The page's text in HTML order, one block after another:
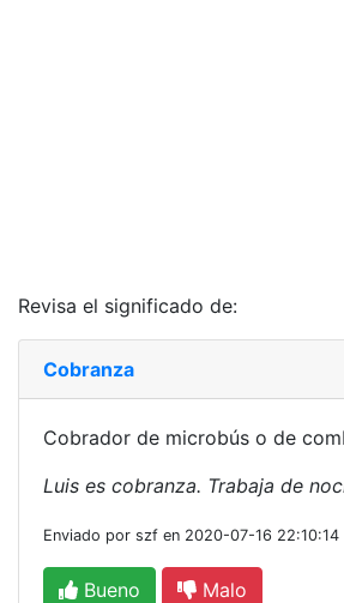
Revisa el significado de:
Cobranza
Cobrador de microbús o de
Luis es cobranza. Trabaja de
Enviado por szf en 2020-07-16 22:10:14
Bueno Malo